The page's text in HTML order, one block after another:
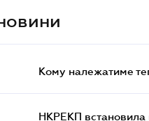
Кому належатиме
НКРЕКП встановила